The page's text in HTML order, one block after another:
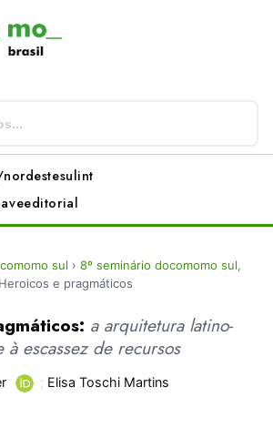
sulint
editorial
sul › 8º seminário docomomo sul,
Heroicos e pragmáticos
a arquitetura latino-
à escassez de recursos
; Elisa Toschi Martins